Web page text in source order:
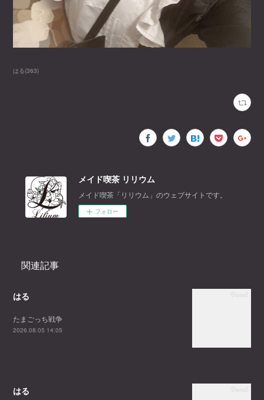
はる(363)
メイド喫茶 リリウム
メイド喫茶「リリウム」のウェブサイトです。
フォロー
関連記事
はる
たまごっち戦争
2026.08.05 14:05
はる